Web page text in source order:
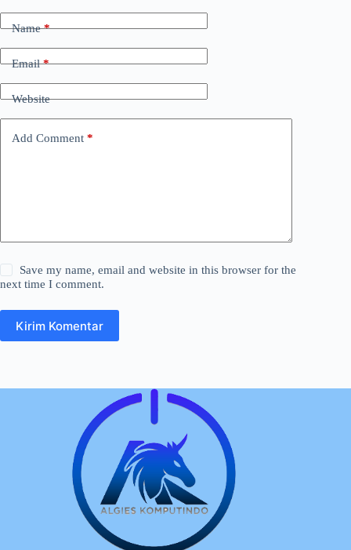
Name*
Email*
Website
Add Comment *
Save my name, email and website in this browser for the
next time I comment.
Kirim Komentar